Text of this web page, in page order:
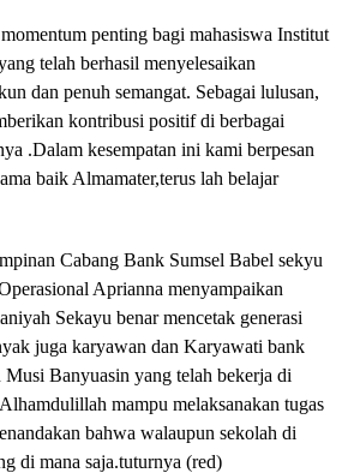
penting bagi mahasiswa Institut
telah berhasil menyelesaikan
dan penuh semangat. Sebagai lulusan,
kontribusi positif di berbagai
.Dalam kesempatan ini kami berpesan
baik Almamater,terus lah belajar
Cabang Bank Sumsel Babel sekyu
Aprianna menyampaikan
Sekayu benar mencetak generasi
juga karyawan dan Karyawati bank
Musi Banyuasin yang telah bekerja di
mampu melaksanakan tugas
bahwa walaupun sekolah di
di mana saja.tuturnya (red)